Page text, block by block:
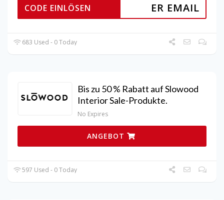
ER EMAIL
CODE EINLÖSEN
683 Used - 0 Today
Bis zu 50 % Rabatt auf Slowood
Interior Sale-Produkte.
No Expires
ANGEBOT
597 Used - 0 Today